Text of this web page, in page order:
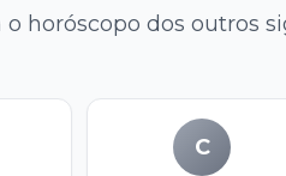
horóscopo dos outros
C